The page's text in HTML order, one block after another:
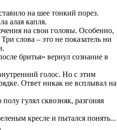
на шее тонкий порез.
алая капля.
на свои головы. Особенно,
слова – это не показатель ни
бритья» вернул сознание в
голос. Но с этим
Ответ никак не всплывал на
гулял сквозняк, разгоняя
кресле и пытался понять...